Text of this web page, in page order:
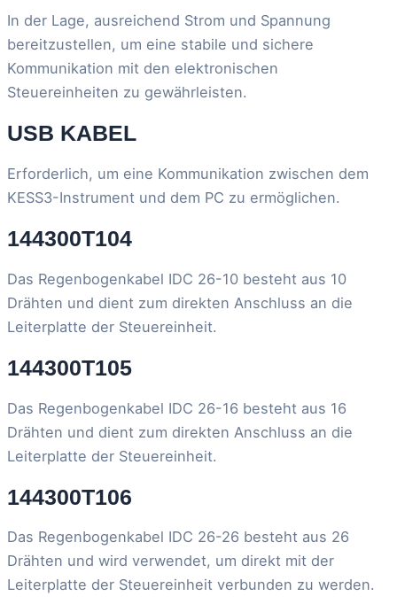
In der Lage, ausreichend Strom und Spannung
bereitzustellen, um eine stabile und sichere
Kommunikation mit den elektronischen
Steuereinheiten zu gewährleisten.
USB KABEL
Erforderlich, um eine Kommunikation zwischen dem
KESS3-Instrument und dem PC zu ermöglichen.
144300T104
Das Regenbogenkabel IDC 26-10 besteht aus 10
Drähten und dient zum direkten Anschluss an die
Leiterplatte der Steuereinheit.
144300T105
Das Regenbogenkabel IDC 26-16 besteht aus 16
Drähten und dient zum direkten Anschluss an die
Leiterplatte der Steuereinheit.
144300T106
Das Regenbogenkabel IDC 26-26 besteht aus 26
Drähten und wird verwendet, um direkt mit der
Leiterplatte der Steuereinheit verbunden zu werden.